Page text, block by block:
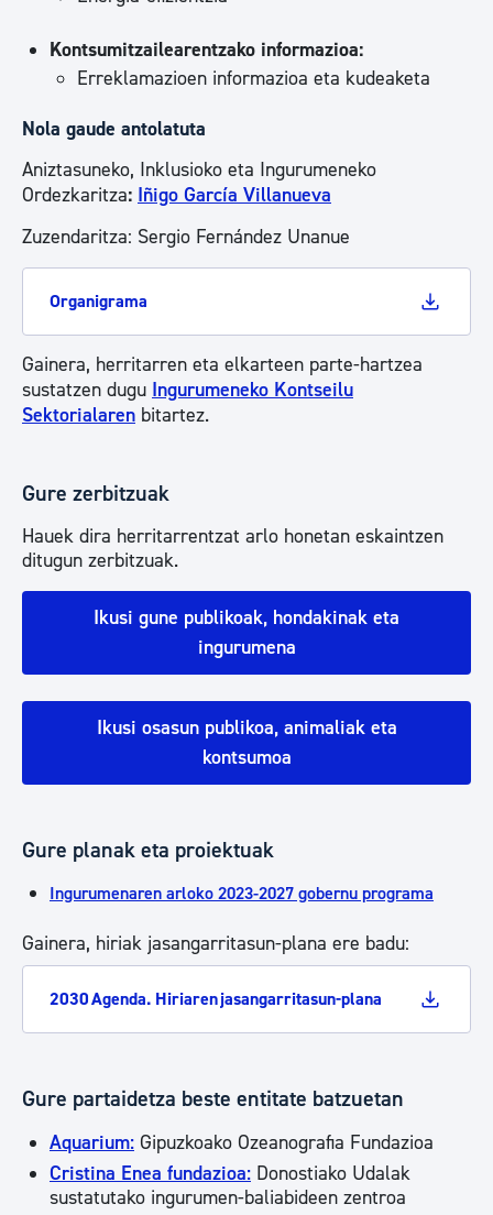
Kontsumitzailearentzako informazioa:
Erreklamazioen informazioa eta kudeaketa
Nola gaude antolatuta
Aniztasuneko, Inklusioko eta Ingurumeneko
Ordezkaritza​​​​​​​: Iñigo García Villanueva
Zuzendaritza: Sergio Fernández Unanue
Organigrama
Gainera, herritarren eta elkarteen parte-hartzea
sustatzen dugu Ingurumeneko Kontseilu
Sektorialaren bitartez.
Gure zerbitzuak
Hauek dira herritarrentzat arlo honetan eskaintzen
ditugun zerbitzuak.
Ikusi gune publikoak, hondakinak eta
ingurumena
Ikusi osasun publikoa, animaliak eta
kontsumoa
Gure planak eta proiektuak
Ingurumenaren arloko 2023-2027 gobernu programa
Gainera, hiriak jasangarritasun-plana ere badu:
2030 Agenda. Hiriaren jasangarritasun-plana
Gure partaidetza beste entitate batzuetan
Aquarium: Gipuzkoako Ozeanografia Fundazioa
Cristina Enea fundazioa: Donostiako Udalak
sustatutako ingurumen-baliabideen zentroa